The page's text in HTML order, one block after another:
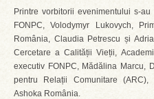
Printre vorbitorii evenimentului s-
FONPC, Volodymyr Lukovych,
România, Claudia Petrescu și
Cercetare a Calității Vieții,
executiv FONPC, Mădălina Marcu,
pentru Relații Comunitare
Ashoka România.